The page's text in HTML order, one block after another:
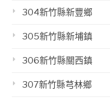
304新竹縣新豐鄉
305新竹縣新埔鎮
306新竹縣關西鎮
307新竹縣芎林鄉